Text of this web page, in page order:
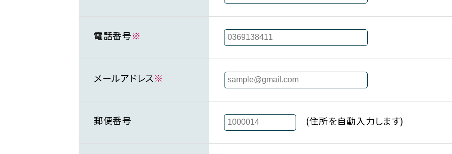
電話番号※
メールアドレス※
郵便番号 (住所を自動入力します)